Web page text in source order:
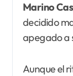
Marino
decidido
apegado a
Aunque el